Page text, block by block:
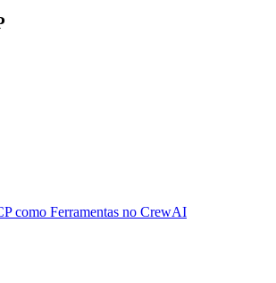
como Ferramentas no CrewAI